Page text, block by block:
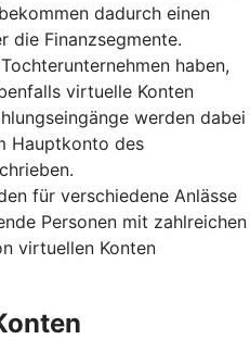
dadurch einen
die Finanzsegmente.
haben,
virtuelle Konten
werden dabei
Hauptkonto des
für verschiedene Anlässe
Personen mit zahlreichen
virtuellen Konten